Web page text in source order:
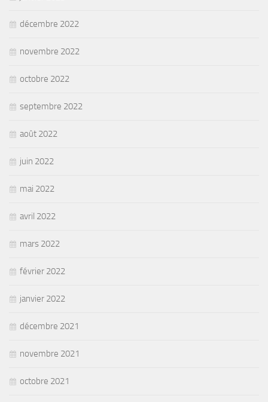
décembre 2022
novembre 2022
octobre 2022
septembre 2022
août 2022
juin 2022
mai 2022
avril 2022
mars 2022
février 2022
janvier 2022
décembre 2021
novembre 2021
octobre 2021